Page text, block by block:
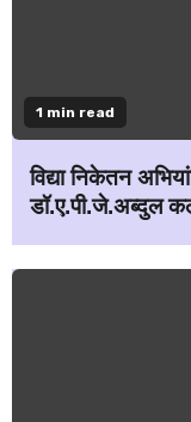
1 min read
विद्या निकेतन
डॉ.ए.पी.जे.अब्दुल